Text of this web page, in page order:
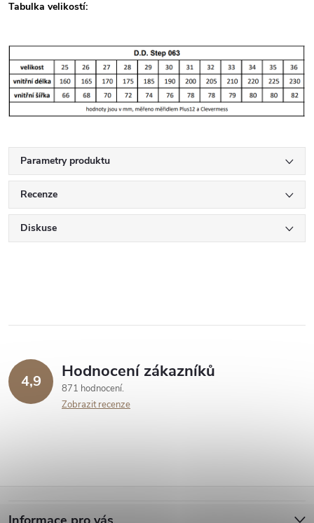
Tabulka velikostí:
Parametry produktu
Recenze
Diskuse
4,9 Hodnocení zákazníků
871 hodnocení
Zobrazit recenze